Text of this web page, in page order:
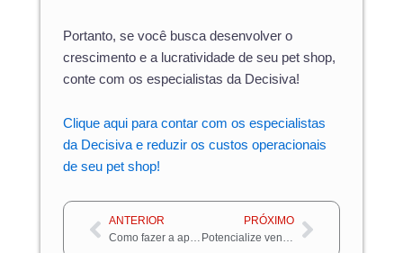
Portanto, se você busca desenvolver o
crescimento e a lucratividade de seu pet shop,
conte com os especialistas da Decisiva!
Clique aqui para contar com os especialistas
da Decisiva e reduzir os custos operacionais
de seu pet shop!
Anterior
ANTERIOR
Como fazer a apuração de impostos na prestação de serviços?
PRÓXIMO
Potencialize vendas com o CNAE certo para afiliadosPróximo